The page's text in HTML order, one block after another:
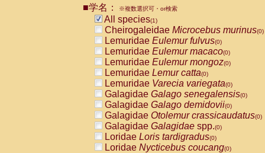
CebidaeCebus nigrivittatus
CebidaeCebus
CebidaeSaimiri boliviensis(0)
CebidaeSaimiri sciureus(0)
AtelidaeAlouatta caraya(0)
AtelidaeAlouatta fusca(0)
AtelidaeAlouatta seniculus
AtelidaeAlouattaspp.(0)
AtelidaeAteles belzebuth(0)
AtelidaeAteles geoffroyi(0)
AtelidaeAteles paniscus(0)
AtelidaeAtelesspp.(0)
Atelidae Lagothrix lagothricha
AtelidaeLagothrix lagothricha cana
■学名： ※複数選択可・or検索
All species(1)
Cheirogaleidae Microcebus murinus(0)
Lemuridae Eulemur fulvus(0)
Lemuridae Eulemur macaco(0)
Lemuridae Eulemur mongoz(0)
Lemuridae Lemur catta(0)
Lemuridae Varecia variegata(0)
Galagidae Galago senegalensis(0)
Galagidae Galago demidovii(0)
Galagidae Otolemur crassicaudatus(0)
Galagidae Galagidae spp.(0)
Loridae Loris tardigradus(0)
Loridae Nycticebus coucang(0)